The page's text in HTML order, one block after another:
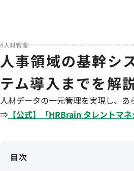
#人材管理
人事領域の基幹シ
テム導入までを解
人材データの一元管理を実現し、
⇒ 【公式】「HRBrain タレントマ
目次